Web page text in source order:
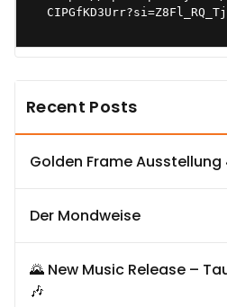
Recent Posts
Golden Frame Ausstellung
Der Mondweise
🌄 New Music Release –
🎶